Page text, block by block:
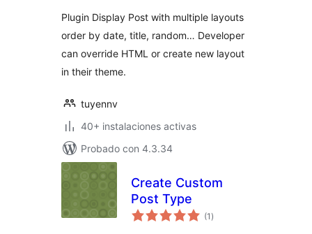
Plugin Display Post with multiple layouts
order by date, title, random… Developer
can override HTML or create new layout
in their theme.
tuyennv
40+ instalaciones activas
Probado con 4.3.34
Create Custom
Post Type
(1 total
de
)